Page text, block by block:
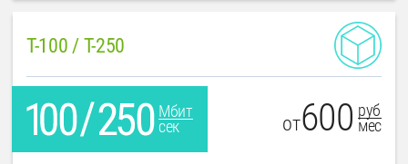
T-100 / T-250
Мбит
сек
от600 руб
мес